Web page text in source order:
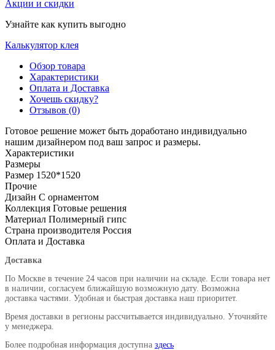
Акции и скидки
Узнайте как купить выгодно
Калькулятор клея
Обзор товара
Характеристики
Оплата и Доставка
Хочешь скидку?
Отзывов (0)
Готовое решение может быть доработано индивидуально
нашим дизайнером под ваш запрос и размеры.
Характеристики
Размеры
Размер 1520*1520
Прочие
Дизайн С орнаментом
Коллекция Готовые решения
Материал Полимерный гипс
Страна производителя Россия
Оплата и Доставка
Доставка
По Москве в течение 24 часов при наличии на складе. Если товара нет
в наличии, согласуем ближайшую возможную дату. Возможна
доставка частями. Удобная и быстрая доставка наш приоритет.
Время доставки в регионы рассчитывается индивидуально. Уточняйте
у менеджера.
Более подробная информация доступна здесь